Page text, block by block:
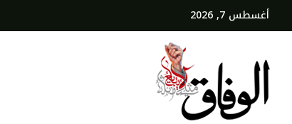
أغسطس 7, 2026